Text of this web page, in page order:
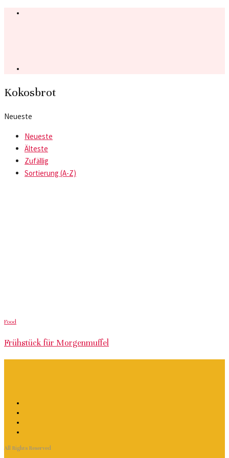
Kokosbrot
Neueste
Neueste
Älteste
Zufällig
Sortierung (A-Z)
Food
Frühstück für Morgenmuffel
All Rights Reserved